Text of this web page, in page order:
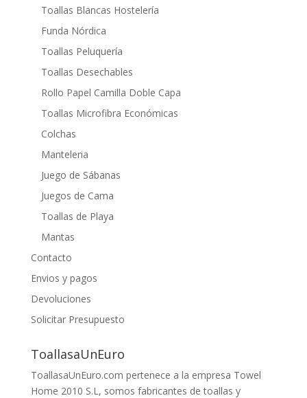
Toallas Blancas Hostelería
Funda Nórdica
Toallas Peluquería
Toallas Desechables
Rollo Papel Camilla Doble Capa
Toallas Microfibra Económicas
Colchas
Manteleria
Juego de Sábanas
Juegos de Cama
Toallas de Playa
Mantas
Contacto
Envios y pagos
Devoluciones
Solicitar Presupuesto
ToallasaUnEuro
ToallasaUnEuro.com pertenece a la empresa Towel
Home 2010 S.L, somos fabricantes de toallas y